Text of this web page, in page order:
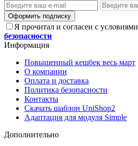
Оформить подписку
Я прочитал и согласен с условиями
безопасности
Информация
Повышенный кешбек весь март
О компании
Оплата и доставка
Политика безопасности
Контакты
Скачать шаблон UniShop2
Адаптация для модуля Simple
Дополнительно